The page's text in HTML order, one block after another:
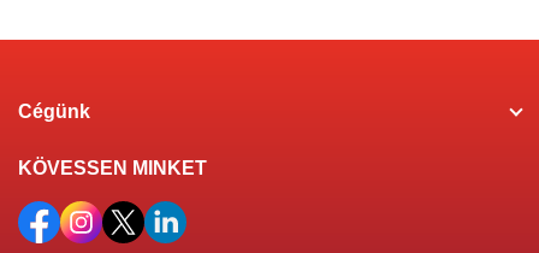
Cégünk
KÖVESSEN MINKET